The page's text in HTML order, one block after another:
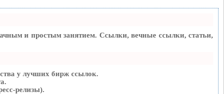
и простым занятием. Ссылки, вечные ссылки, статьи,
у лучших бирж ссылок.
релизы).